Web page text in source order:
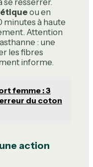
ou en
minutes à haute
Attention
: une
les fibres
informe.
femme : 3
du coton
action